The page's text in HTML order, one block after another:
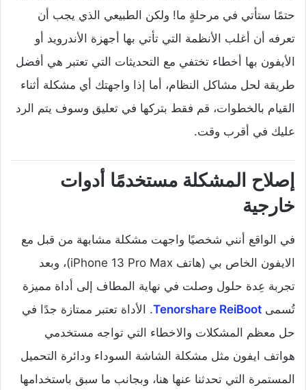
حتمًا ستأتي في مرحلةٍ ما! ولكن الطبيعي الذي يجب أن
تعرفه أن أغلب الأنظمة التي تأتي بها أجهزة الأندرويد أو
الأيفون بها أخطاء تختفي مع التحديثات التي تعتبر هي أفضل
طريقة لحل مشاكل النظام، أما إذا واجهتك أي مشكلة أثناء
القيام بالخطوات، قم فقط بتركها في تعليق وسوف يتم الرد
عليك في أقرب وقت.
إصلاح المشكلة مستخدمًا أدوات
خارجية
في الواقع أنني شخصيًا واجهت مشكلة مشابهة من قبل مع
الايفون الخاص بي (هاتف iPhone 13 Pro Max)، وبعد
تجربة عِدة حلول وصلت في نهاية المطاف إلى أداة مميزة
تُسمى Tenorshare ReiBoot. الأداة تعتبر ممتازة جدًا في
حل معظم المشكلات والاخطاء التي تواجه مستخدمي
هواتف ايفون مثل مشكلة الشاشة السوداء ودائرة التحميل
المستمرة التي تحدثنا عنها هنا، وبجانب ما سبق باستخدامها